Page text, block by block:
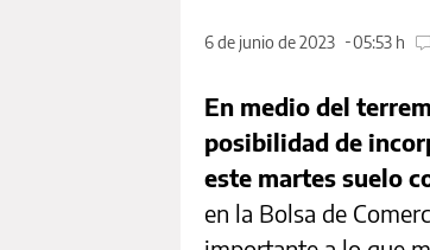
6 de junio de 2023 05:53 h
En medio del
posibilidad de
este martes suelo
en la Bolsa de